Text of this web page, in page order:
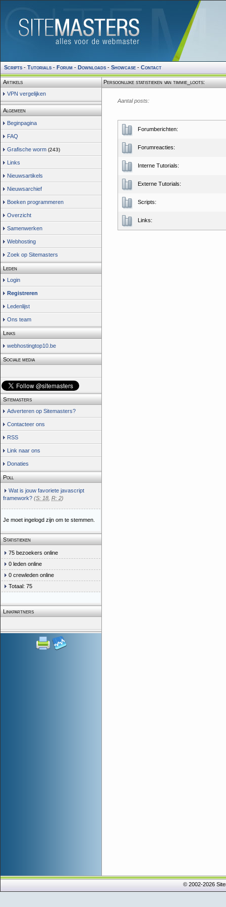
Scripts - Tutorials - Forum - Downloads - Showcase - Contact
Artikels
VPN vergelijken
Algemeen
Beginpagina
FAQ
Grafische worm (243)
Links
Nieuwsartikels
Nieuwsarchief
Boeken programmeren
Overzicht
Samenwerken
Webhosting
Zoek op Sitemasters
Leden
Login
Registreren
Ledenlijst
Ons team
Links
webhostingtop10.be
Sociale media
Sitemasters
Adverteren op Sitemasters?
Contacteer ons
RSS
Link naar ons
Donaties
Poll
Wat is jouw favoriete javascript
framework? (S: 18 R: 2)
Je moet ingelogd zijn om te stemmen.
Statistieken
75 bezoekers online
0 leden online
0 crewleden online
Totaal: 75
Linkpartners
Persoonlijke statistieken van timmie_loots:
Aantal posts:
Forumberichten:
Forumreacties:
Interne Tutorials:
Externe Tutorials:
Scripts:
Links:
© 2002-2026